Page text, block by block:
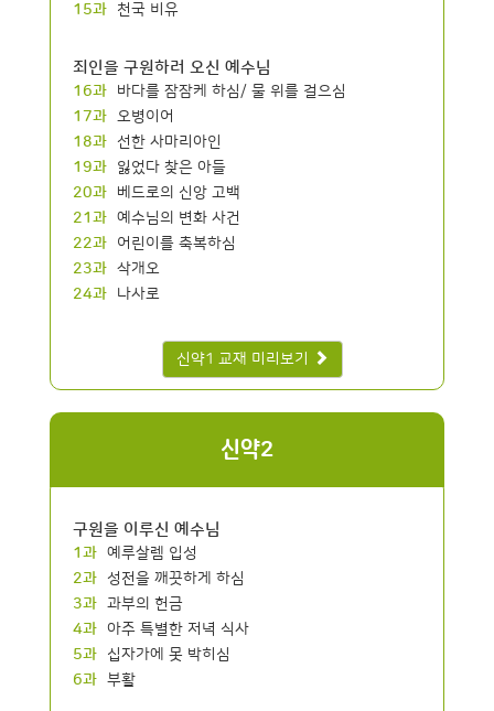
15과
천국 비유
죄인을 구원하러 오신 예수님
16과
바다를 잠잠케 하심/ 물 위를 걸으심
17과 오병이어
18과 선한 사마리아인
19과
잃었다 찾은 아들
20과
베드로의 신앙 고백
21과 예수님의 변화 사건
22과
어린이를 축복하심
23과 삭개오
24과
나사로
신약1 교재 미리보기
신약2
구원을 이루신 예수님
1과 예루살렘 입성
2과 성전을 깨끗하게 하심
3과 과부의 헌금
4과 아주 특별한 저녁 식사
5과
십자가에 못 박히심
6과 부활